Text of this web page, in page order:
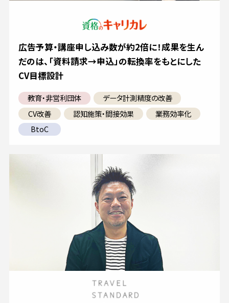
広告予算・講座申し込み数が約2倍に！成果を生ん
だのは、「資料請求→申込」の転換率をもとにした
CV目標設計
教育・非営利団体
データ計測精度の改善
CV改善
認知施策・間接効果
業務効率化
BtoC